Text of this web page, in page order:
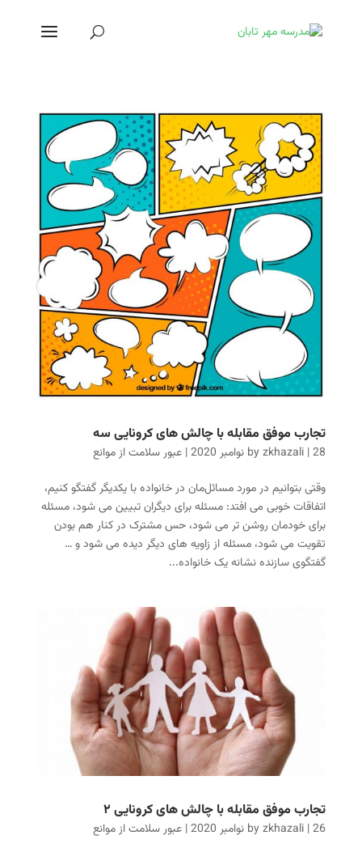
تجارب موفق مقابله با چالش های کرونایی سه
byzkhazali |28 نوامبر 2020 | عبور سلامت از موانع
وقتی بتوانیم در مورد مسائل‌مان در خانواده با یکدیگر گفتگو کنیم،
اتفاقات خوبی می افتد: مسئله برای دیگران تبیین می شود، مسئله
برای خودمان روشن تر می شود، حس مشترک در کنار هم بودن
تقویت می شود، مسئله از زاویه های دیگر دیده می شود و …
گفتگوی سازنده نشانه یک خانواده...
تجارب موفق مقابله با چالش های کرونایی ۲
byzkhazali |26 نوامبر 2020 | عبور سلامت از موانع